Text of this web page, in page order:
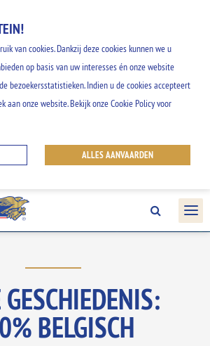
van cookies. Dankzij deze cookies kunnen we u
op basis van uw interesses én onze website
bezoekersstatistieken. Indien u de cookies accepteert
aan onze website. Bekijk onze Cookie Policy voor
ALLES AANVAARDEN
IMPERIAL
BELGISCH